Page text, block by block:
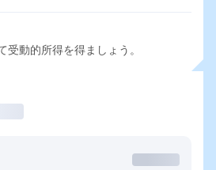
受動的所得を得ましょう。